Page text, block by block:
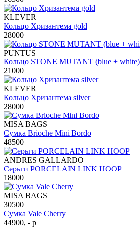
KLEVER
Кольцо Хризантема gold
28000
PUNTUS
Кольцо STONE MUTANT (blue + white)
21000
KLEVER
Кольцо Хризантема silver
28000
MISA BAGS
Сумка Brioche Mini Bordo
48500
ANDRES GALLARDO
Серьги PORCELAIN LINK HOOP
18000
MISA BAGS
30500
Сумка Vale Cherry
44900, - р